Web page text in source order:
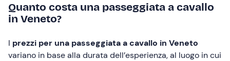
Quanto costa una passeggiata a cavallo
in Veneto?
I prezzi per una passeggiata a cavallo in Veneto
variano in base alla durata dell’esperienza, al luogo in cui